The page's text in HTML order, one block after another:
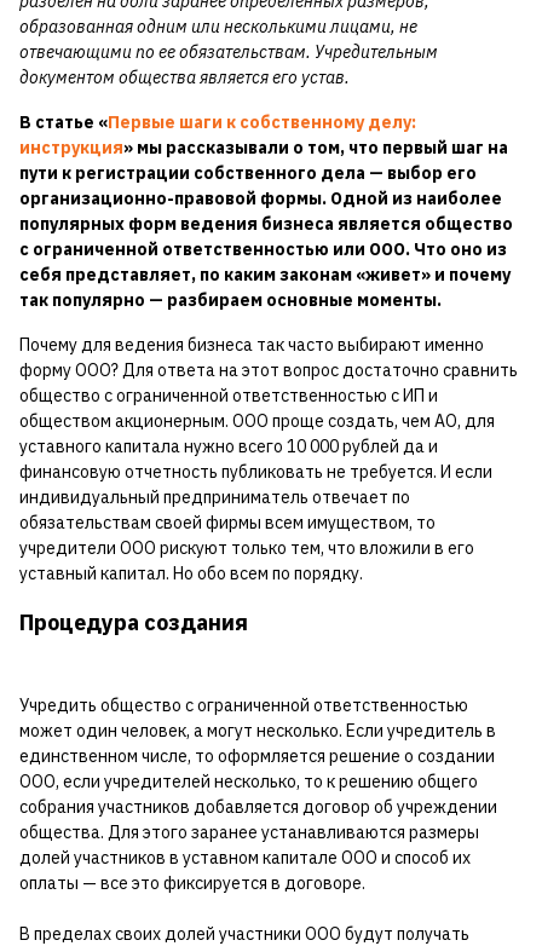
образованная одним или несколькими лицами, не
отвечающими по ее обязательствам. Учредительным
документом общества является его устав.
В статье «Первые шаги к собственному делу:
инструкция» мы рассказывали о том, что первый шаг на
пути к регистрации собственного дела — выбор его
организационно-правовой формы. Одной из наиболее
популярных форм ведения бизнеса является общество
с ограниченной ответственностью или ООО. Что оно из
себя представляет, по каким законам «живет» и почему
так популярно — разбираем основные моменты.
Почему для ведения бизнеса так часто выбирают именно
форму ООО? Для ответа на этот вопрос достаточно сравнить
общество с ограниченной ответственностью с ИП и
обществом акционерным. ООО проще создать, чем АО, для
уставного капитала нужно всего 10 000 рублей да и
финансовую отчетность публиковать не требуется. И если
индивидуальный предприниматель отвечает по
обязательствам своей фирмы всем имуществом, то
учредители ООО рискуют только тем, что вложили в его
уставный капитал. Но обо всем по порядку.
Процедура создания
Учредить общество с ограниченной ответственностью
может один человек, а могут несколько. Если учредитель в
единственном числе, то оформляется решение о создании
ООО, если учредителей несколько, то к решению общего
собрания участников добавляется договор об учреждении
общества. Для этого заранее устанавливаются размеры
долей участников в уставном капитале ООО и способ их
оплаты — все это фиксируется в договоре.
В пределах своих долей участники ООО будут получать